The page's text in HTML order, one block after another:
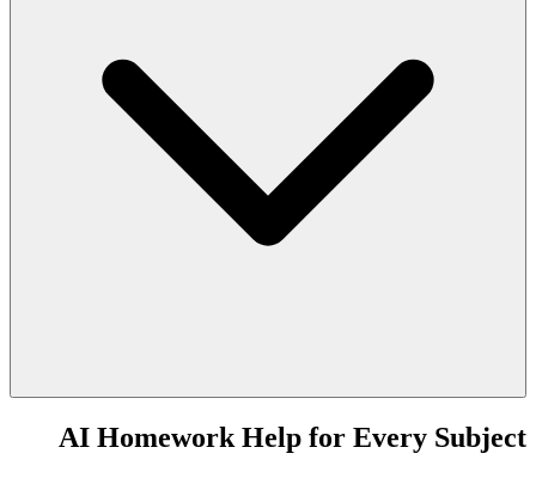
AI Homework Help for Every Subject